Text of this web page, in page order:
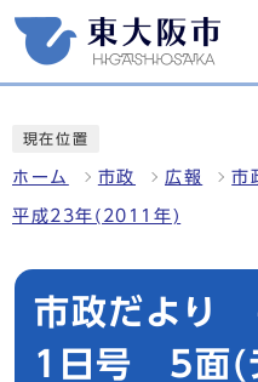
現在位置
ホーム 市政 広報 市
平成23年(2011年)
市政だより
1日号 5面(